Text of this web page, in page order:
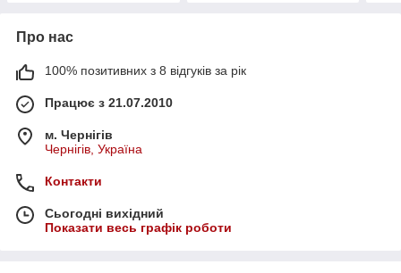
Про нас
100% позитивних з 8 відгуків за рік
Працює з 21.07.2010
м. Чернігів
Чернігів, Україна
Контакти
Сьогодні вихідний
Показати весь графік роботи